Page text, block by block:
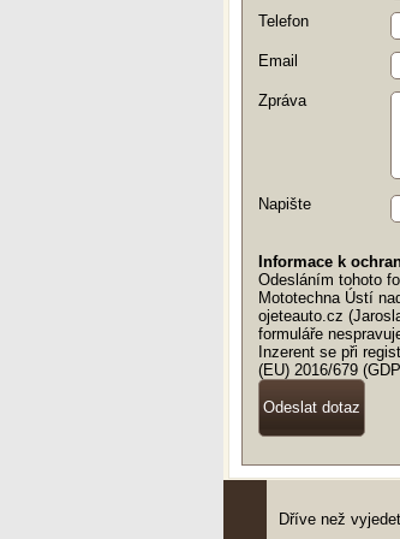
Telefon
Email
Zpráva
Napište
Informace k
Odesláním tohoto
Mototechna Ústí
ojeteauto.cz
formuláře
Inzerent se při
(EU) 2016/679
Dříve než